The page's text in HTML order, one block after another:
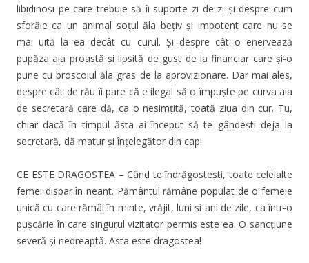
libidinoși pe care trebuie să îi suporte zi de zi și despre cum
sforăie ca un animal soțul ăla bețiv şi impotent care nu se
mai uită la ea decât cu curul. Și despre cât o enervează
pupăza aia proastă și lipsită de gust de la financiar care şi-o
pune cu broscoiul ăla gras de la aprovizionare. Dar mai ales,
despre cât de rău îi pare că e ilegal să o împuște pe curva aia
de secretară care dă, ca o nesimțită, toată ziua din cur. Tu,
chiar dacă în timpul ăsta ai început să te gândești deja la
secretară, dă matur și înțelegător din cap!
CE ESTE DRAGOSTEA – Când te îndrăgostești, toate celelalte
femei dispar în neant. Pământul rămâne populat de o femeie
unică cu care rămâi în minte, vrăjit, luni și ani de zile, ca într-o
pușcărie în care singurul vizitator permis este ea. O sancţiune
severă și nedreaptă. Asta este dragostea!